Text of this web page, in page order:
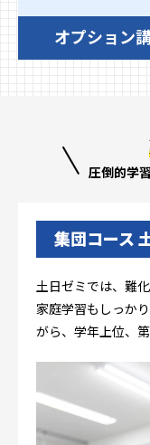
オプション
圧倒的学
集団コース
土日ゼミでは、難
家庭学習もしっか
がら、学年上位、